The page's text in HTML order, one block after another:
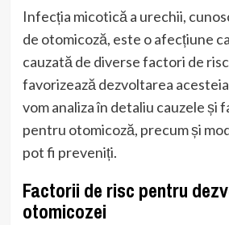
Infecția micotică a urechii,
de otomicoză, este o afecțiune
cauzată de diverse factori de
favorizează dezvoltarea
vom analiza în detaliu cauzele și
pentru otomicoză, precum și
pot fi preveniți.
Factorii de risc pentru
otomicozei